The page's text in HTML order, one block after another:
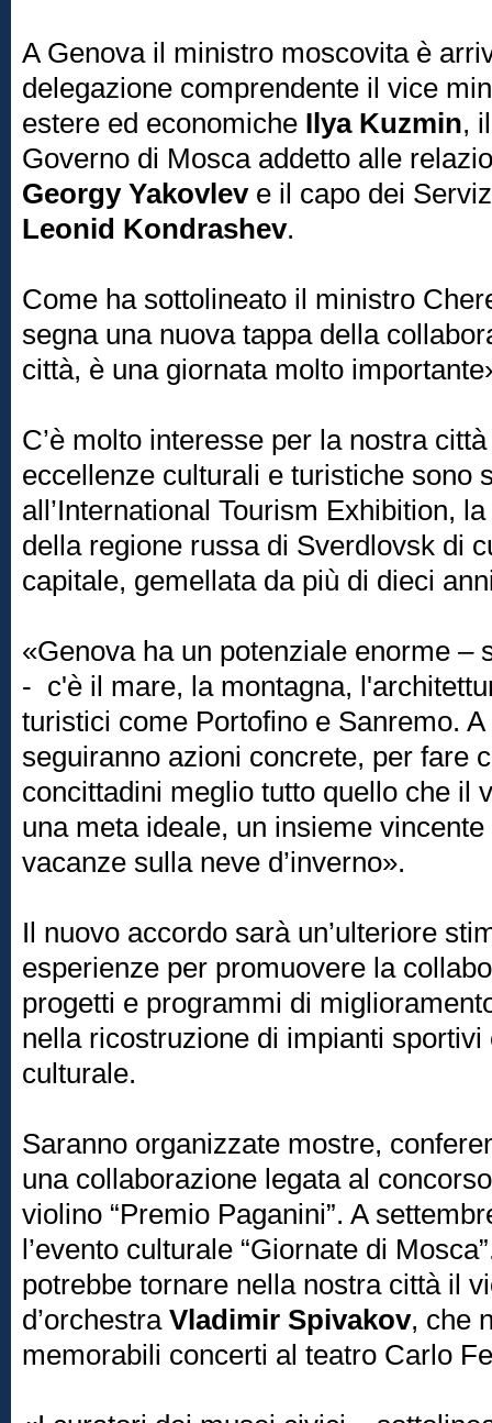
A Genova il ministro moscovita è
delegazione comprendente il vice
estere ed economiche Ilya Kuzmin,
Governo di Mosca addetto alle
Georgy Yakovlev e il capo dei
Leonid Kondrashev.
Come ha sottolineato il ministro
segna una nuova tappa della
città, è una giornata molto
C’è molto interesse per la nostra
eccellenze culturali e turistiche sono
all’International Tourism Exhibition,
della regione russa di Sverdlovsk di
capitale, gemellata da più di dieci
«Genova ha un potenziale enorme –
- c'è il mare, la montagna,
turistici come Portofino e Sanremo.
seguiranno azioni concrete, per fare
concittadini meglio tutto quello che il
una meta ideale, un insieme
vacanze sulla neve d’inverno».
Il nuovo accordo sarà un’ulteriore
esperienze per promuovere la
progetti e programmi di
nella ricostruzione di impianti
culturale.
Saranno organizzate mostre,
una collaborazione legata al
violino “Premio Paganini”. A
l’evento culturale “Giornate di
potrebbe tornare nella nostra città il
d’orchestra Vladimir Spivakov, che
memorabili concerti al teatro Carlo